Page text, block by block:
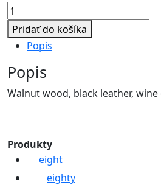
množstvo
eight
black
wine/black
Pridať do košíka
Popis
Popis
Walnut wood, black leather,
Produkty
eight
eighty